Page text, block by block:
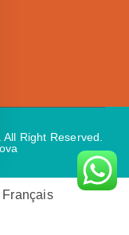
Right Reserved.
Français